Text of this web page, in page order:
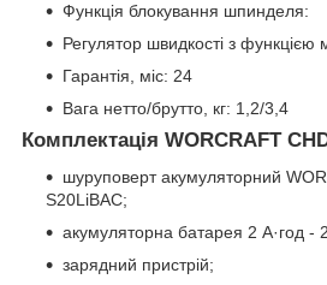
Функція блокування шпинделя:
Регулятор швидкості з функцією
Гарантія, міс: 24
Вага нетто/брутто, кг: 1,2/3,4
Комплектація WORCRAFT
шуруповерт акумуляторний
S20LiBAC;
акумуляторна батарея 2 А·год -
зарядний пристрій;